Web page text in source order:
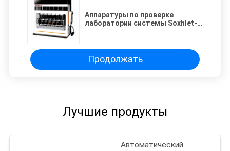
Аппаратуры по проверке
лаборатории системы Soxhlet-6
Продолжать
Лучшие продукты
Автоматический